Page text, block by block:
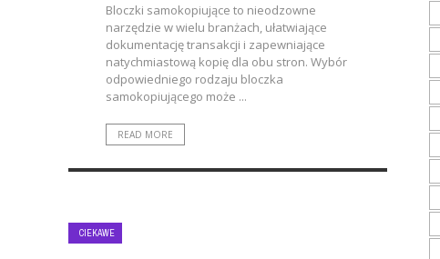
Bloczki samokopiujące to nieodzowne
narzędzie w wielu branżach, ułatwiające
dokumentację transakcji i zapewniające
natychmiastową kopię dla obu stron. Wybór
odpowiedniego rodzaju bloczka
samokopiującego może ...
READ MORE
CIEKAWE